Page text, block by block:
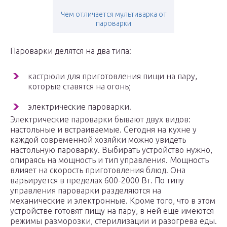
Чем отличается мультиварка от
пароварки
Пароварки делятся на два типа:
кастрюли для приготовления пищи на пару,
которые ставятся на огонь;
электрические пароварки.
Электрические пароварки бывают двух видов:
настольные и встраиваемые. Сегодня на кухне у
каждой современной хозяйки можно увидеть
настольную пароварку. Выбирать устройство нужно,
опираясь на мощность и тип управления. Мощность
влияет на скорость приготовления блюд. Она
варьируется в пределах 600-2000 Вт. По типу
управления пароварки разделяются на
механические и электронные. Кроме того, что в этом
устройстве готовят пищу на пару, в ней еще имеются
режимы разморозки, стерилизации и разогрева еды.